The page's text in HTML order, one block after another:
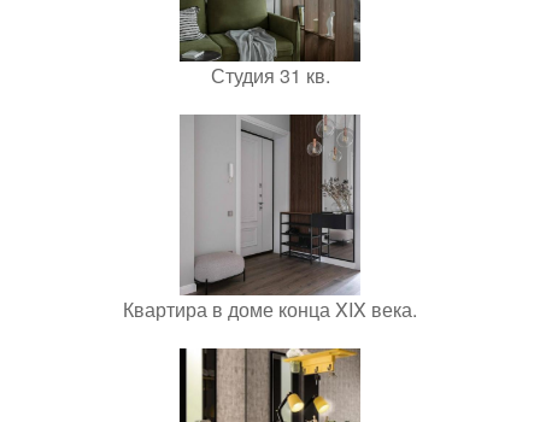
Студия 31 кв.
Квартира в доме конца XIX века.